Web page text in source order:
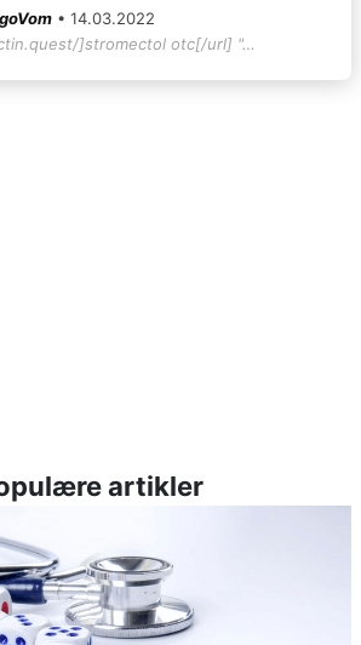
• 14.03.2022
]stromectol otc[/url] "…
artikler